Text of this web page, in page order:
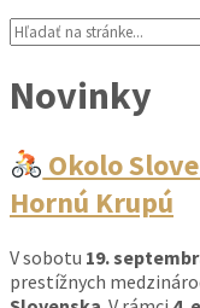
Vyhľadávanie:
Novinky
Okolo
Hornú Krupú
V sobotu 19.
prestížnych